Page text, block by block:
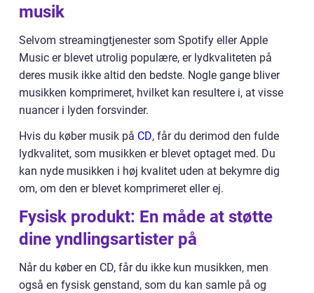
musik
Selvom streamingtjenester som Spotify eller Apple
Music er blevet utrolig populære, er lydkvaliteten på
deres musik ikke altid den bedste. Nogle gange bliver
musikken komprimeret, hvilket kan resultere i, at visse
nuancer i lyden forsvinder.
Hvis du køber musik på CD, får du derimod den fulde
lydkvalitet, som musikken er blevet optaget med. Du
kan nyde musikken i høj kvalitet uden at bekymre dig
om, om den er blevet komprimeret eller ej.
Fysisk produkt: En måde at støtte
dine yndlingsartister på
Når du køber en CD, får du ikke kun musikken, men
også en fysisk genstand, som du kan samle på og